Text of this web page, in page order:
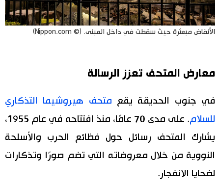
الأنقاض مبعثرة حيث سقطت في داخل المبنى. (© Nippon.com)
معارض المتحف تعزز الرسالة
في جنوب الحديقة يقع متحف هيروشيما التذكاري
للسلام
. على مدى 70 عامًا، منذ افتتاحه في عام 1955،
يشارك المتحف رسائل حول فظائع الحرب والأسلحة
النووية من خلال معروضاته التي تضم صورًا وتذكارات
لضحايا الانفجار.